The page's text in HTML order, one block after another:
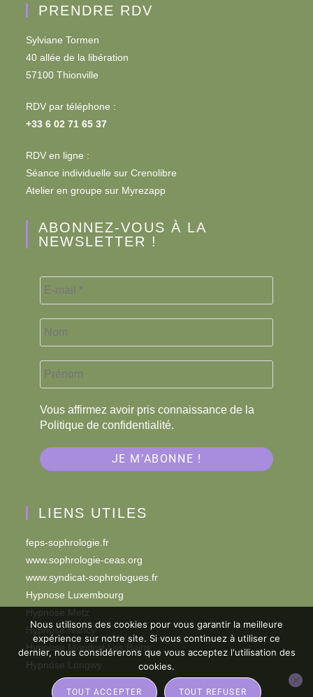
PRENDRE RDV
Sylviane Tormen
40 allée de la libération
57100 Thionville
RDV par téléphone :
+33 6 02 71 65 37
RDV en ligne :
Séance individuelle surCrenolibre
Atelier en groupe sur Myrezapp
ABONNEZ-VOUS À LA
NEWSLETTER !
Vous affirmez avoir pris connaissance de la
Politique de confidentialité.
LIENS UTILES
feps-sophrologie.fr
www.sophrologie-ceas.org
www.syndicat-sophrologues.fr
Hypnose Luxembourg
Hypnose Metz
Hypnose Nancy
Hypnose Mondorf Les Bains
Hypnose Longwy
Nous utilisons des cookies pour vous garantir la meilleure
expérience sur notre site. Si vous continuez à utiliser ce
dernier, nous considérerons que vous acceptez l'utilisation des
cookies.
TOUT ACCEPTER TOUT REFUSER